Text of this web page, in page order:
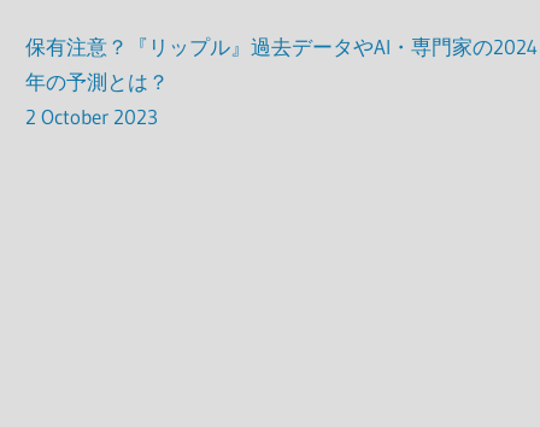
保有注意？『リップル』過去データやAI・専門家の2024
年の予測とは？
2 October 2023